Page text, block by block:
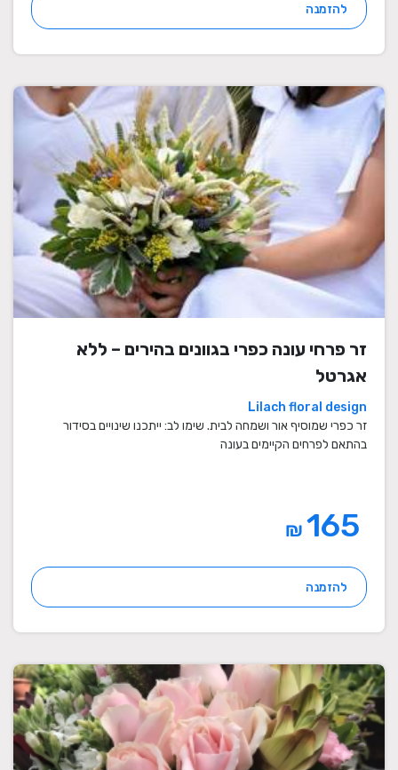
להזמנה
זר פרחי עונה כפרי בגוונים בהירים – ללא
אגרטל
Lilach floral design
זר כפרי שמוסיף אור ושמחה לבית. שימו לב: ייתכנו שינויים בסידור
בהתאם לפרחים הקיימים בעונה
₪
להזמנה